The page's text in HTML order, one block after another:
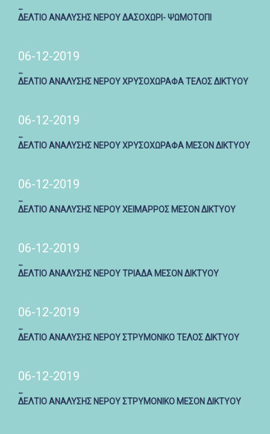
ΔΕΛΤΙΟ ΑΝΑΛΥΣΗΣ ΝΕΡΟΥ ΔΑΣΟΧΩΡΙ- ΨΩΜΟΤΟΠΙ
06-12-2019
ΔΕΛΤΙΟ ΑΝΑΛΥΣΗΣ ΝΕΡΟΥ ΧΡΥΣΟΧΩΡΑΦΑ ΤΕΛΟΣ ΔΙΚΤΥΟΥ
06-12-2019
ΔΕΛΤΙΟ ΑΝΑΛΥΣΗΣ ΝΕΡΟΥ ΧΡΥΣΟΧΩΡΑΦΑ ΜΕΣΟΝ ΔΙΚΤΥΟΥ
06-12-2019
ΔΕΛΤΙΟ ΑΝΑΛΥΣΗΣ ΝΕΡΟΥ ΧΕΙΜΑΡΡΟΣ ΜΕΣΟΝ ΔΙΚΤΥΟΥ
06-12-2019
ΔΕΛΤΙΟ ΑΝΑΛΥΣΗΣ ΝΕΡΟΥ ΤΡΙΑΔΑ ΜΕΣΟΝ ΔΙΚΤΥΟΥ
06-12-2019
ΔΕΛΤΙΟ ΑΝΑΛΥΣΗΣ ΝΕΡΟΥ ΣΤΡΥΜΟΝΙΚΟ ΤΕΛΟΣ ΔΙΚΤΥΟΥ
06-12-2019
ΔΕΛΤΙΟ ΑΝΑΛΥΣΗΣ ΝΕΡΟΥ ΣΤΡΥΜΟΝΙΚΟ ΜΕΣΟΝ ΔΙΚΤΥΟΥ